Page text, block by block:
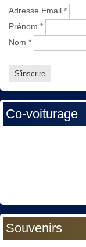
Adresse Email *
Prénom *
Nom *
Co-voiturage
Souvenirs